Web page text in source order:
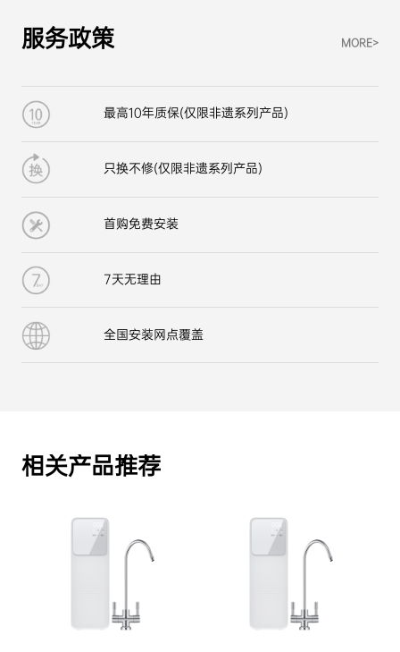
服务政策 MORE>
最高10年质保(仅限非遗系列产品)
只换不修(仅限非遗系列产品)
首购免费安装
7天无理由
全国安装网点覆盖
相关产品推荐